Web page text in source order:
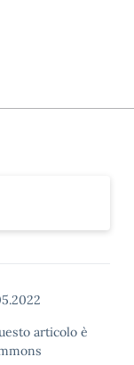
articolo è